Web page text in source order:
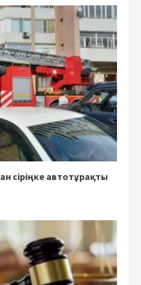
сіріңке автотұрақты